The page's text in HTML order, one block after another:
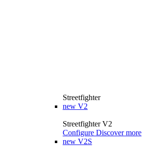
Streetfighter
new V2
Streetfighter V2
Configure Discover more
new V2S